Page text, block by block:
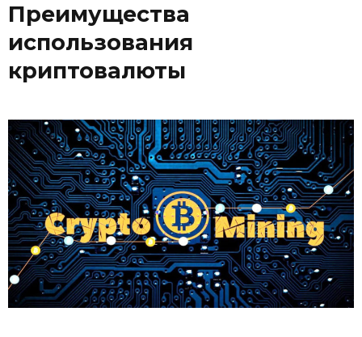
Преимущества
использования
криптовалюты